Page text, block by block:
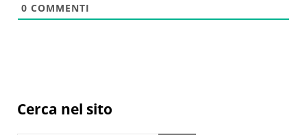
0 COMMENTI
Sidebar
Cerca nel sito